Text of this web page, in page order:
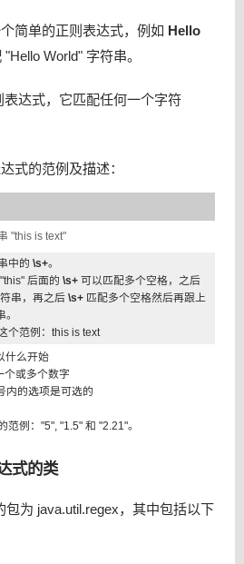
简单的正则表达式，例如 Hello
World" 字符串。
表达式，它匹配任何一个字符
式的范例及描述：
"this is text"
中的 \s+。
后面的 \s+ 可以匹配多个空格，之后
串，再之后 \s+ 匹配多个空格然后再跟上
个范例：this is text
什么开始
个或多个数字
内的选项是可选的
范例："5", "1.5" 和 "2.21"。
式的类
为 java.util.regex，其中包括以下